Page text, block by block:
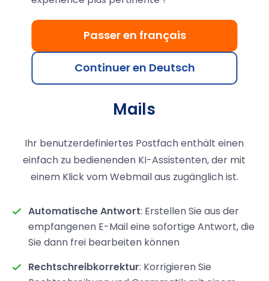
Ein KI-Assistent zum
schnelleren Schreiben von E-
Mails
Ihr benutzerdefiniertes Postfach enthält einen
einfach zu bedienenden KI-Assistenten, der mit
einem Klick vom Webmail aus zugänglich ist.
Automatische Antwort: Erstellen Sie aus der
empfangenen E-Mail eine sofortige Antwort, die
Sie dann frei bearbeiten können
Rechtschreibkorrektur: Korrigieren Sie
Passer en français
Continuer en Deutsch